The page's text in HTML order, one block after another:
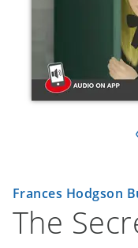
Frances Hodgson
The